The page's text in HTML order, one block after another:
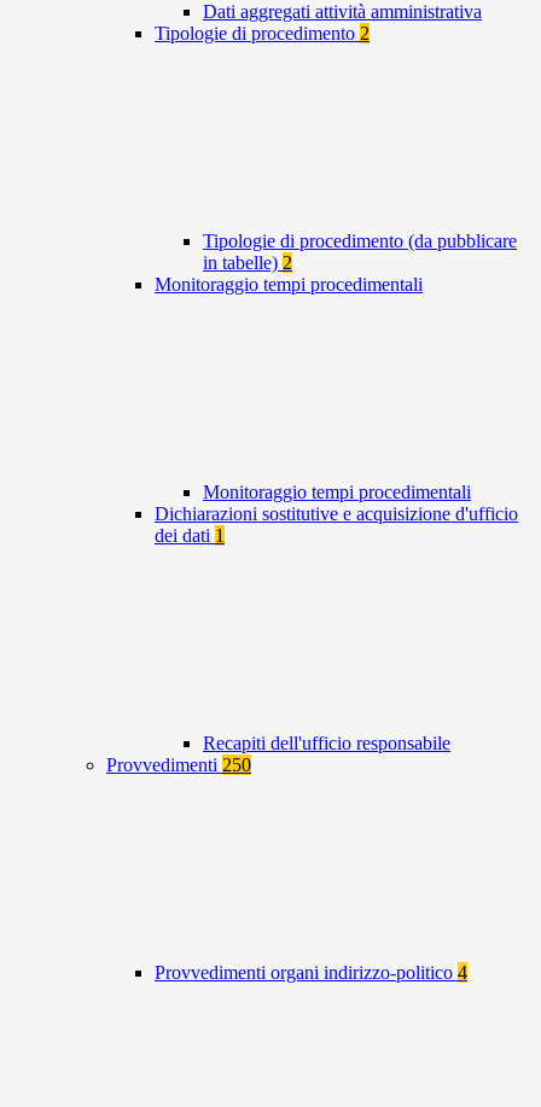
Dati aggregati attività amministrativa
Tipologie di procedimento 2
Tipologie di procedimento (da pubblicare
in tabelle) 2
Monitoraggio tempi procedimentali
Monitoraggio tempi procedimentali
Dichiarazioni sostitutive e acquisizione d'ufficio
dei dati 1
Recapiti dell'ufficio responsabile
Provvedimenti 250
Provvedimenti organi indirizzo-politico 4